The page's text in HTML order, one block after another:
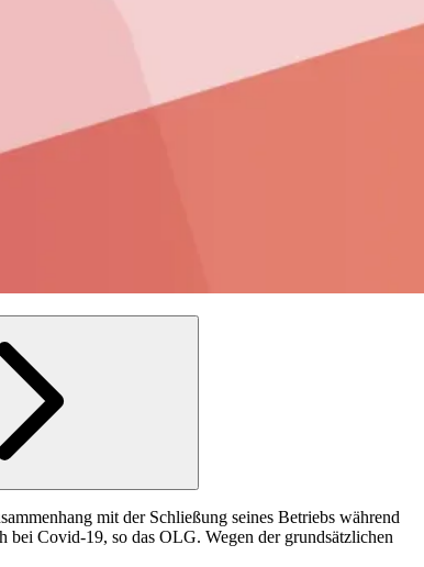
mit der Schließung seines Betriebs während
bei Covid-19, so das OLG. Wegen der grundsätzlichen